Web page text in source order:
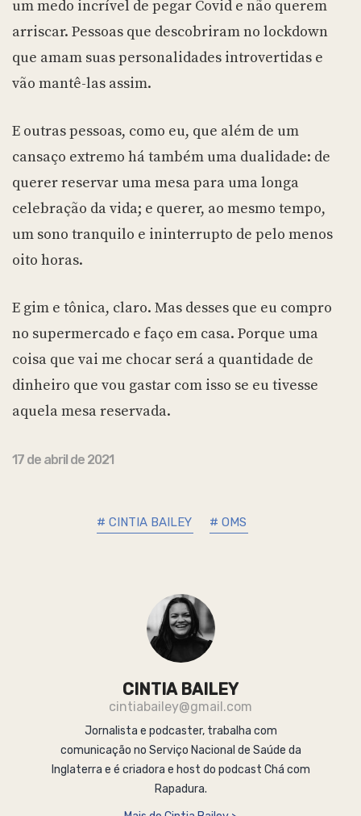
um medo incrível de pegar Covid e não querem
arriscar. Pessoas que descobriram no lockdown
que amam suas personalidades introvertidas e
vão mantê-las assim.
E outras pessoas, como eu, que além de um
cansaço extremo há também uma dualidade: de
querer reservar uma mesa para uma longa
celebração da vida; e querer, ao mesmo tempo,
um sono tranquilo e ininterrupto de pelo menos
oito horas.
E gim e tônica, claro. Mas desses que eu compro
no supermercado e faço em casa. Porque uma
coisa que vai me chocar será a quantidade de
dinheiro que vou gastar com isso se eu tivesse
aquela mesa reservada.
17 de abril de 2021
# CINTIA BAILEY # OMS
CINTIA BAILEY
cintiabailey@gmail.com
Jornalista e podcaster, trabalha com
comunicação no Serviço Nacional de Saúde da
Inglaterra e é criadora e host do podcast Chá com
Rapadura.